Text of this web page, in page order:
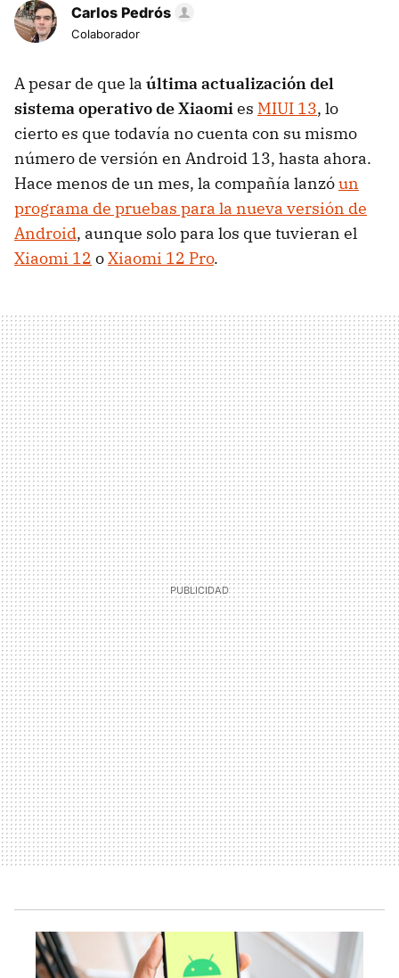
Carlos Pedrós
Colaborador
A pesar de que la última actualización del
sistema operativo de Xiaomies MIUI 13, lo
cierto es que todavía no cuenta con su mismo
número de versión en Android 13, hasta ahora.
Hace menos de un mes, la compañía lanzóun
programa de pruebas para la nueva versión de
Android, aunque solo para los que tuvieran el
Xiaomi 12 oXiaomi 12 Pro.